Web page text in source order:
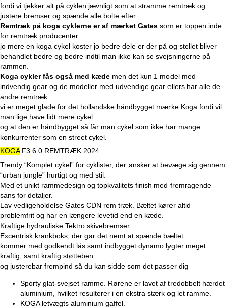
fordi vi tjekker alt på cyklen jævnligt som at stramme remtræk og
justere bremser og spænde alle bolte efter.
Remtræk på koga cyklerne er af mærket Gates som er toppen inde
for remtræk producenter.
jo mere en koga cykel koster jo bedre dele er der på og stellet bliver
behandlet bedre og bedre indtil man ikke kan se svejsningerne på
rammen.
Koga cykler fås også med kæde men det kun 1 model med
indvendig gear og de modeller med udvendige gear ellers har alle de
andre remtræk.
vi er meget glade for det hollandske håndbygget mærke Koga fordi vil
man lige have lidt mere cykel
og at den er håndbygget så får man cykel som ikke har mange
konkurrenter som en street cykel.
KOGAF3 6.0 REMTRÆK 2024
Trendy “Komplet cykel” for cyklister, der ønsker at bevæge sig gennem
“urban jungle” hurtigt og med stil.
Med et unikt rammedesign og topkvalitets finish med fremragende
sans for detaljer.
Lav vedligeholdelse Gates CDN rem træk. Bæltet kører altid
problemfrit og har en længere levetid end en kæde.
Kraftige hydrauliske Tektro skivebremser.
Excentrisk krankboks, der gør det nemt at spænde bæltet.
kommer med godkendt lås samt indbygget dynamo lygter meget
kraftig, samt kraftig støtteben
og justerebar frempind så du kan sidde som det passer dig
Sporty glat-svejset ramme. Rørene er lavet af tredobbelt hærdet
aluminium, hvilket resulterer i en ekstra stærk og let ramme.
KOGA letvægts aluminium gaffel.